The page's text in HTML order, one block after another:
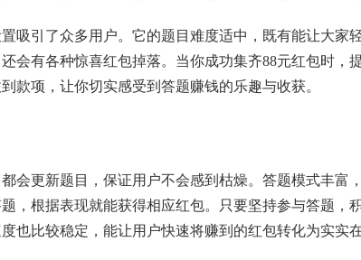
吸引了众多用户。它的题目难度适中，既有能让大家
会有各种惊喜红包掉落。当你成功集齐88元红包时，
款项，让你切实感受到答题赚钱的乐趣与收获。
都会更新题目，保证用户不会感到枯燥。答题模式丰富
，根据表现就能获得相应红包。只要坚持参与答题，
也比较稳定，能让用户快速将赚到的红包转化为实实在